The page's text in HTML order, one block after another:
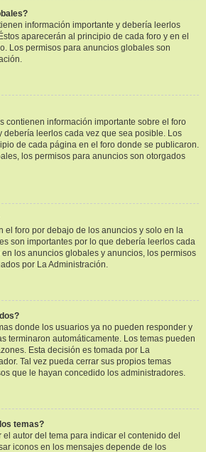
información importante y debería leerlos
aparecerán al principio de cada foro y en el
Los permisos para anuncios globales son
contienen información importante sobre el foro
debería leerlos cada vez que sea posible. Los
de cada página en el foro donde se publicaron.
los permisos para anuncios son otorgados
el foro por debajo de los anuncios y solo en la
son importantes por lo que debería leerlos cada
los anuncios globales y anuncios, los permisos
por La Administración.
donde los usuarios ya no pueden responder y
terminaron automáticamente. Los temas pueden
Esta decisión es tomada por La
Tal vez pueda cerrar sus propios temas
que le hayan concedido los administradores.
temas?
autor del tema para indicar el contenido del
iconos en los mensajes depende de los